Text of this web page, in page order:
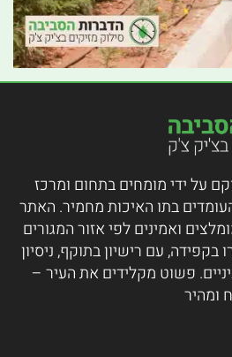
על ידי מומחים בתחום ומרכז
בתו האיכות מחמיר. האתר
ואמינים לפי אזור המגורים
עם רישיון בתוקף, ניסיון
פשוט מקלידים את העיר –
ומהיר